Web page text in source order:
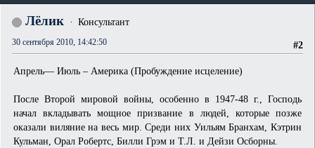
Лёлик Консультант
#2
30 сентября 2010, 14:42:50
Апрель— Июль – Америка (Пробуждение исцеление)
После Второй мировой войны, особенно в 1947-48 г., Господь
начал вкладывать мощное призвание в людей, которые позже
оказали виляние на весь мир. Среди них Уильям Бранхам, Кэтрин
Кульман, Орал Робертс, Билли Грэм и Т.Л. и Дейзи Осборны.